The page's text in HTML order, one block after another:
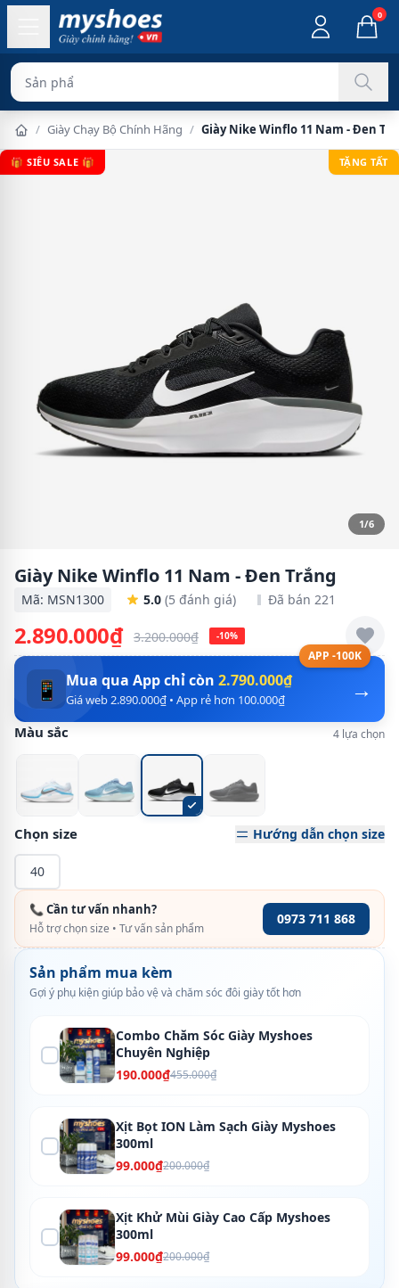
0
Sản phẩm chính hãn
/ Giày Chạy Bộ Chính Hãng / Giày Nike Winflo 11 Nam - Đen
🎁 SIÊU SALE 🎁 TẶNG TẤT
1/6
Giày Nike Winflo 11 Nam - Đen Trắng
Mã: MSN1300 5.0 (5 đánh giá) Đã bán 221
2.890.000₫ 3.200.000₫ -10%
APP -100K
→
📱 Mua qua App chỉ còn 2.790.000₫
Giá web 2.890.000₫ • App rẻ hơn 100.000₫
Màu sắc 4 lựa chọn
Chọn size Hướng dẫn chọn size
40
📞 Cần tư vấn nhanh?
Hỗ trợ chọn size • Tư vấn sản phẩm
0973 711 868
Sản phẩm mua kèm
Gợi ý phụ kiện giúp bảo vệ và chăm sóc đôi giày tốt hơn
Combo Chăm Sóc Giày Myshoes
Chuyên Nghiệp
190.000₫455.000₫
Xịt Bọt ION Làm Sạch Giày Myshoes
300ml
99.000₫200.000₫
Xịt Khử Mùi Giày Cao Cấp Myshoes
300ml
99.000₫200.000₫